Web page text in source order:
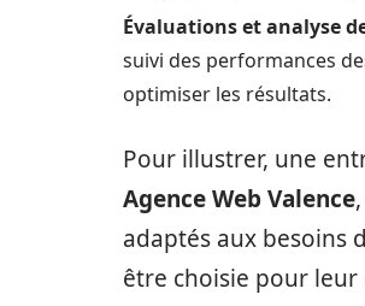
Évaluations et analyse
suivi des performances
optimiser les résultats.
Pour illustrer, une
Agence Web Valence
adaptés aux besoins
être choisie pour